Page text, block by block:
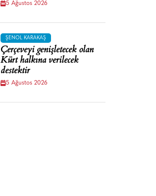
5 Ağustos 2026
ŞENOL KARAKAŞ
Çerçeveyi genişletecek olan
Kürt halkına verilecek
destektir
5 Ağustos 2026